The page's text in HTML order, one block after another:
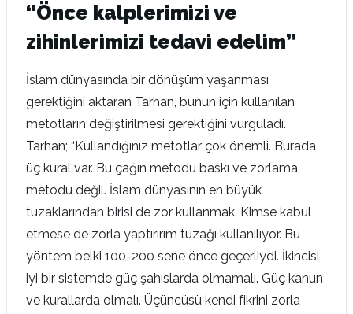
“Önce kalplerimizi ve
zihinlerimizi tedavi edelim”
İslam dünyasında bir dönüşüm yaşanması
gerektiğini aktaran Tarhan, bunun için kullanılan
metotların değiştirilmesi gerektiğini vurguladı.
Tarhan; “Kullandığınız metotlar çok önemli. Burada
üç kural var. Bu çağın metodu baskı ve zorlama
metodu değil. İslam dünyasının en büyük
tuzaklarından birisi de zor kullanmak. Kimse kabul
etmese de zorla yaptırırım tuzağı kullanılıyor. Bu
yöntem belki 100-200 sene önce geçerliydi. İkincisi
iyi bir sistemde güç şahıslarda olmamalı. Güç kanun
ve kurallarda olmalı. Üçüncüsü kendi fikrini zorla